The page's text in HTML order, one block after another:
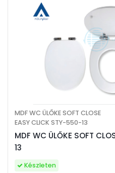
MDF WC ÜLŐKE SOFT
13
MDF WC ÜLŐKE SOFT CLOSE
EASY CLICK STY-550-13
Készleten